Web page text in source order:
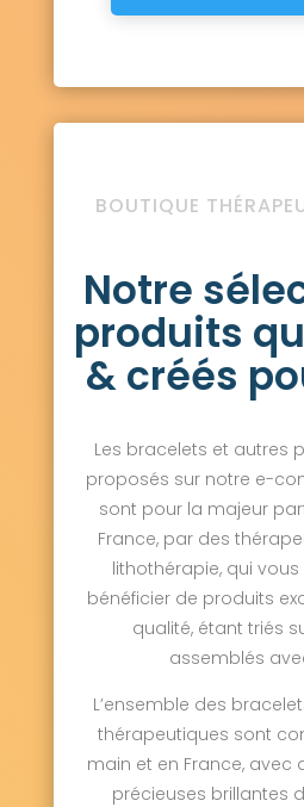
BOUTIQUE
Notre
produits
& créés
Les bracelets et autres
proposés sur notre e-
sont pour la majeur
France, par des
lithothérapie, qui
bénéficier de produits
qualité, étant triés
assemblés
L’ensemble des
thérapeutiques sont
main et en France, avec
précieuses brillantes